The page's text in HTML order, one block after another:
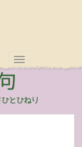
TOGGLE